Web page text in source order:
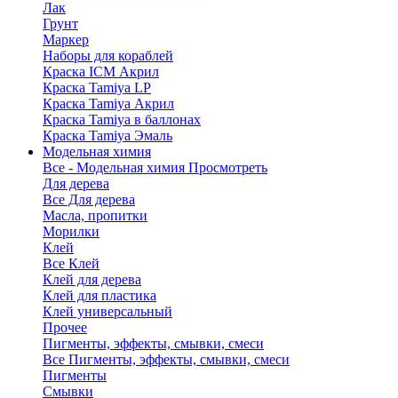
Лак
Грунт
Маркер
Наборы для кораблей
Краска ICM Акрил
Краска Tamiya LP
Краска Tamiya Акрил
Краска Tamiya в баллонах
Краска Tamiya Эмаль
Модельная химия
Все - Модельная химия Просмотреть
Для дерева
Все Для дерева
Масла, пропитки
Морилки
Клей
Все Клей
Клей для дерева
Клей для пластика
Клей универсальный
Прочее
Пигменты, эффекты, смывки, смеси
Все Пигменты, эффекты, смывки, смеси
Пигменты
Смывки